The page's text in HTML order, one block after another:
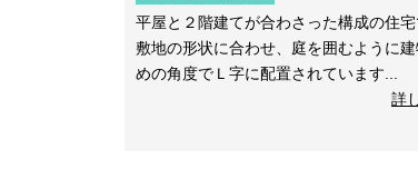
平屋と２階建てが合わさった構成の住宅
敷地の形状に合わせ、庭を囲むように
めの角度でＬ字に配置されています...
詳